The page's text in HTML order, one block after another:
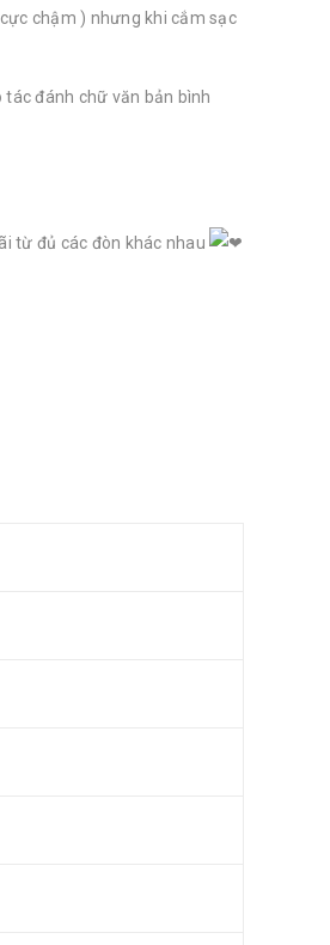
chậm ) nhưng khi cắm sạc
tác đánh chữ văn bản bình
từ đủ các đòn khác nhau